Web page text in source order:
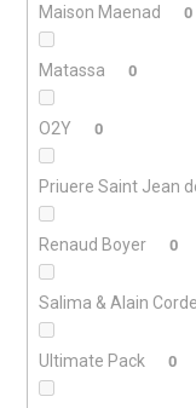
Maison Maenad 0
Matassa 0
O2Y 0
Priuere Saint Jean
Renaud Boyer 0
Salima & Alain
Ultimate Pack 0